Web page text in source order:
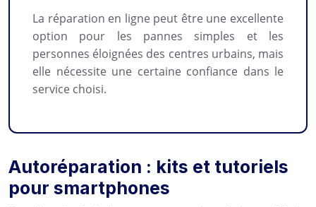
La réparation en ligne peut être une excellente
option pour les pannes simples et les
personnes éloignées des centres urbains, mais
elle nécessite une certaine confiance dans le
service choisi.
Autoréparation : kits et tutoriels
pour smartphones